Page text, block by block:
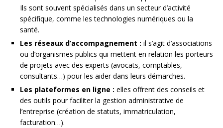
Ils sont souvent spécialisés dans un secteur d’activité
spécifique, comme les technologies numériques ou la
santé.
Les réseaux d’accompagnement : il s’agit d’associations
ou d’organismes publics qui mettent en relation les porteurs
de projets avec des experts (avocats, comptables,
consultants…) pour les aider dans leurs démarches.
Les plateformes en ligne : elles offrent des conseils et
des outils pour faciliter la gestion administrative de
l’entreprise (création de statuts, immatriculation,
facturation…).